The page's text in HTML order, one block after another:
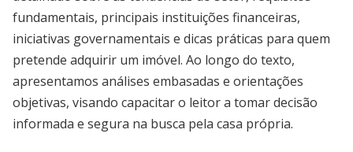
fundamentais, principais instituições financeiras,
iniciativas governamentais e dicas práticas para quem
pretende adquirir um imóvel. Ao longo do texto,
apresentamos análises embasadas e orientações
objetivas, visando capacitar o leitor a tomar decisão
informada e segura na busca pela casa própria.